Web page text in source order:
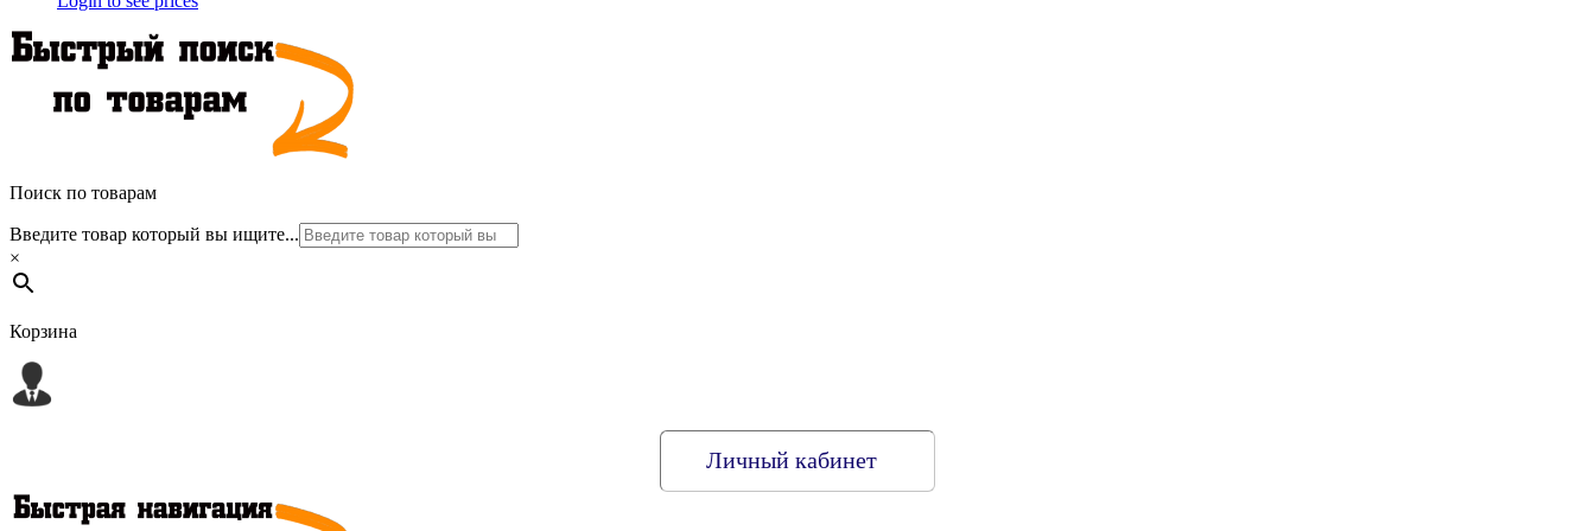
Поиск по товарам
Введите товар который вы ищите...
×
Корзина
Личный кабинет